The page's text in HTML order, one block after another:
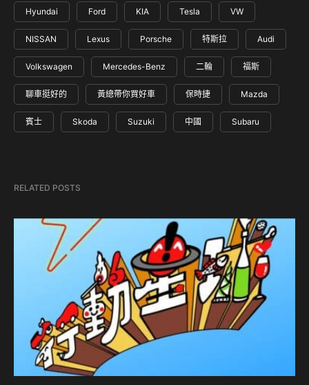
Hyundai Ford KIA Tesla VW
NISSAN Lexus Porsche 特斯拉 Audi
Volkswagen Mercedes-Benz 二輪 福斯
聊車挺好的 黃總帶你買好車 保時捷 Mazda
賓士 Skoda Suzuki 中國 Subaru
RELATED POSTS